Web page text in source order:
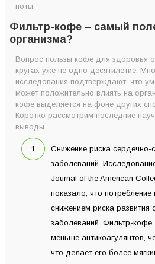
ноты.
Фильтр-кофе – самый
организма?
Вопрос пользы кофе для здоровья
кругах уже не одно десятилетие.
исследования подтверждают, что
может положительно влиять на
кофе выделяется на фоне других
Коротко рассмотрим последние
выводы
Снижение риска сердечно-
заболеваний.
Journal of the American
показало, что
снижением риска развития
заболеваний. Фильтр-
меньше антикоагулянтов,
что делает его более